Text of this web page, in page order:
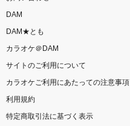
DAM
DAM★とも
カラオケ＠DAM
サイトのご利用について
カラオケご利用にあたっての注意事項
利用規約
特定商取引法に基づく表示